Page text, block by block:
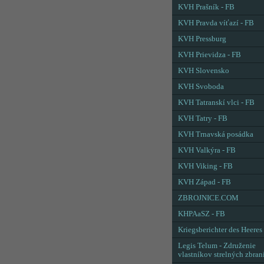
KVH Prašník - FB
KVH Pravda víťazí - FB
KVH Pressburg
KVH Prievidza - FB
KVH Slovensko
KVH Svoboda
KVH Tatranskí vlci - FB
KVH Tatry - FB
KVH Trnavská posádka
KVH Valkýra - FB
KVH Viking - FB
KVH Západ - FB
ZBROJNICE.COM
KHPAaSZ - FB
Kriegsberichter des Heeres
Legis Telum - Združenie
vlastníkov strelných